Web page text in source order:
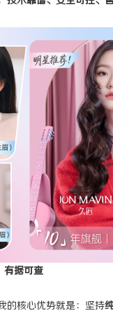
有据可查
的核心优势就是：坚持